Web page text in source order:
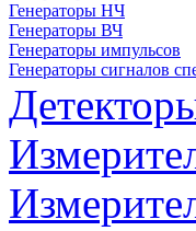
Генераторы НЧ
Генераторы ВЧ
Генераторы импульсов
Генераторы сигналов